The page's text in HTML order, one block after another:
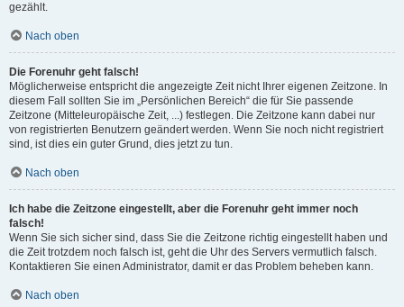
gezählt.
Nach oben
Die Forenuhr geht falsch!
Möglicherweise entspricht die angezeigte Zeit nicht Ihrer eigenen Zeitzone. In
diesem Fall sollten Sie im „Persönlichen Bereich“ die für Sie passende
Zeitzone (Mitteleuropäische Zeit, ...) festlegen. Die Zeitzone kann dabei nur
von registrierten Benutzern geändert werden. Wenn Sie noch nicht registriert
sind, ist dies ein guter Grund, dies jetzt zu tun.
Nach oben
Ich habe die Zeitzone eingestellt, aber die Forenuhr geht immer noch
falsch!
Wenn Sie sich sicher sind, dass Sie die Zeitzone richtig eingestellt haben und
die Zeit trotzdem noch falsch ist, geht die Uhr des Servers vermutlich falsch.
Kontaktieren Sie einen Administrator, damit er das Problem beheben kann.
Nach oben